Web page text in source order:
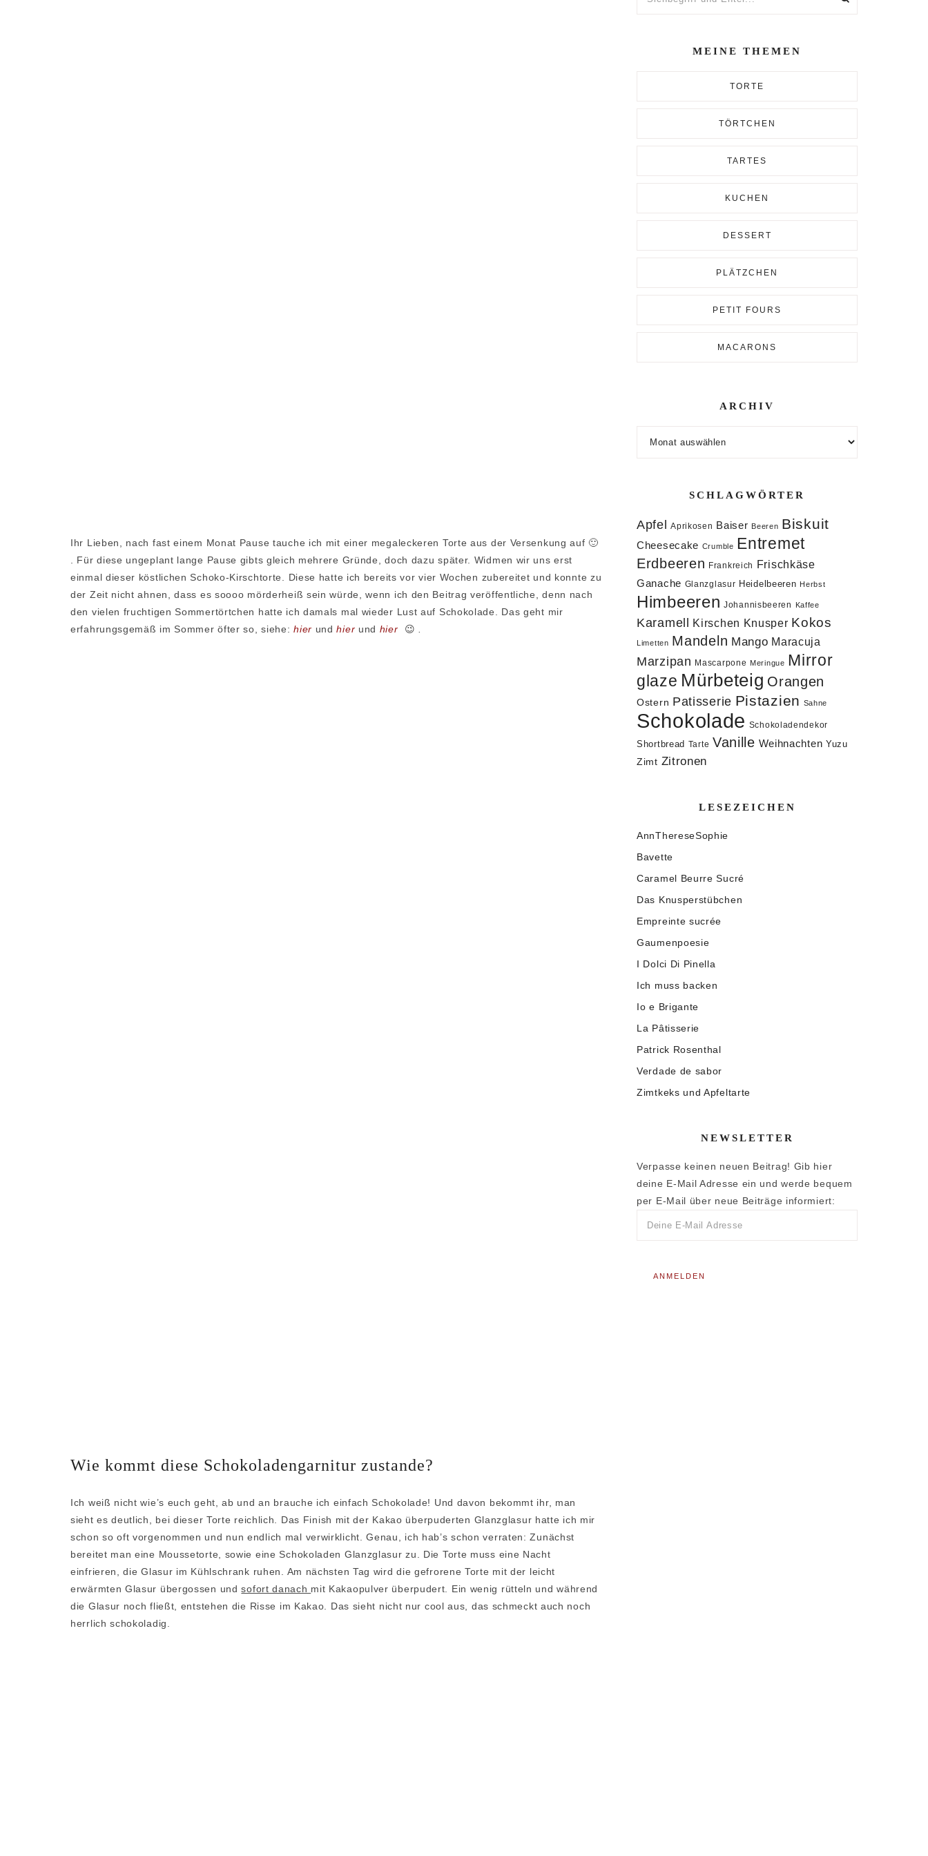
Ihr Lieben, nach fast einem Monat Pause tauche ich mit einer megaleckeren Torte aus der Versenkung auf 🙂
. Für diese ungeplant lange Pause gibts gleich mehrere Gründe, doch dazu später. Widmen wir uns erst
einmal dieser köstlichen Schoko-Kirschtorte. Diese hatte ich bereits vor vier Wochen zubereitet und konnte zu
der Zeit nicht ahnen, dass es soooo mörderheiß sein würde, wenn ich den Beitrag veröffentliche, denn nach
den vielen fruchtigen Sommertörtchen hatte ich damals mal wieder Lust auf Schokolade. Das geht mir
erfahrungsgemäß im Sommer öfter so, siehe:hier undhier und hier 😉
Wie kommt diese Schokoladengarnitur zustande?
Ich weiß nicht wie’s euch geht, ab und an brauche ich einfach Schokolade! Und davon bekommt ihr, man
sieht es deutlich, bei dieser Torte reichlich. Das Finish mit der Kakao überpuderten Glanzglasur hatte ich mir
schon so oft vorgenommen und nun endlich mal verwirklicht. Genau, ich hab’s schon verraten: Zunächst
bereitet man eine Moussetorte, sowie eine Schokoladen Glanzglasur zu. Die Torte muss eine Nacht
einfrieren, die Glasur im Kühlschrank ruhen. Am nächsten Tag wird die gefrorene Torte mit der leicht
erwärmten Glasur übergossen undsofort danach mit Kakaopulver überpudert. Ein wenig rütteln und während
die Glasur noch fließt, entstehen die Risse im Kakao. Das sieht nicht nur cool aus, das schmeckt auch noch
herrlich schokoladig.
MEINE THEMEN
TORTE
TÖRTCHEN
TARTES
KUCHEN
DESSERT
PLÄTZCHEN
PETIT FOURS
MACARONS
ARCHIV
SCHLAGWÖRTER
Apfel Aprikosen Baiser Beeren Biskuit
Cheesecake Crumble Entremet
Erdbeeren Frankreich Frischkäse
Ganache Glanzglasur Heidelbeeren Herbst
Himbeeren Johannisbeeren Kaffee
Karamell Kirschen Knusper Kokos
Limetten Mandeln Mango Maracuja
Marzipan Mascarpone Meringue Mirror
glaze Mürbeteig Orangen
Ostern Patisserie Pistazien Sahne
Schokolade Schokoladendekor
Shortbread Tarte Vanille Weihnachten Yuzu
Zimt Zitronen
LESEZEICHEN
AnnThereseSophie
Bavette
Caramel Beurre Sucré
Das Knusperstübchen
Empreinte sucrée
Gaumenpoesie
I Dolci Di Pinella
Ich muss backen
Io e Brigante
La Pâtisserie
Patrick Rosenthal
Verdade de sabor
Zimtkeks und Apfeltarte
NEWSLETTER
Verpasse keinen neuen Beitrag! Gib hier
deine E-Mail Adresse ein und werde bequem
per E-Mail über neue Beiträge informiert: